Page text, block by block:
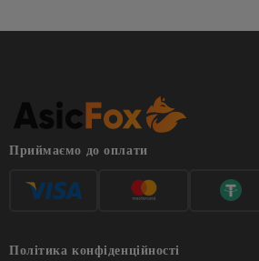
Приймаємо до оплати
Політика конфіденційності